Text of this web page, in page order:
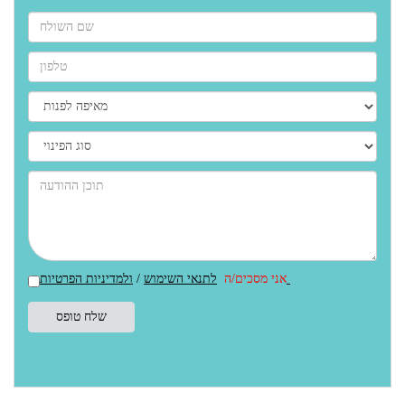
אני מסכים/ה לתנאי השימוש /